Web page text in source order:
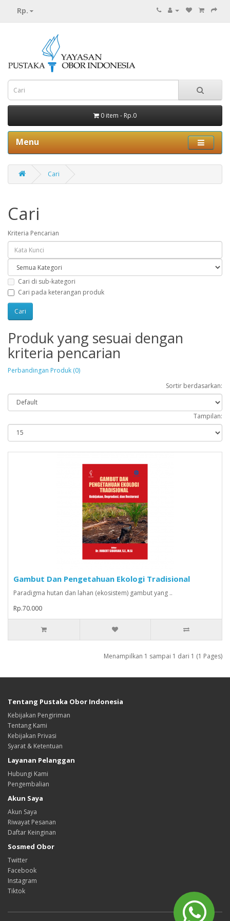
Rp.
0 item - Rp.0
Menu
Cari
Cari
Kriteria Pencarian
Cari di sub-kategori
Cari pada keterangan produk
Produk yang sesuai dengan
kriteria pencarian
Perbandingan Produk (0)
Sortir berdasarkan:
Tampilan:
Gambut Dan Pengetahuan Ekologi Tradisional
Paradigma hutan dan lahan (ekosistem) gambut yang ..
Rp.70.000
Menampilkan 1 sampai 1 dari 1 (1 Pages)
Tentang Pustaka Obor Indonesia
Kebijakan Pengiriman
Tentang Kami
Kebijakan Privasi
Syarat & Ketentuan
Layanan Pelanggan
Hubungi Kami
Pengembalian
Akun Saya
Akun Saya
Riwayat Pesanan
Daftar Keinginan
Sosmed Obor
Twitter
Facebook
Instagram
Tiktok